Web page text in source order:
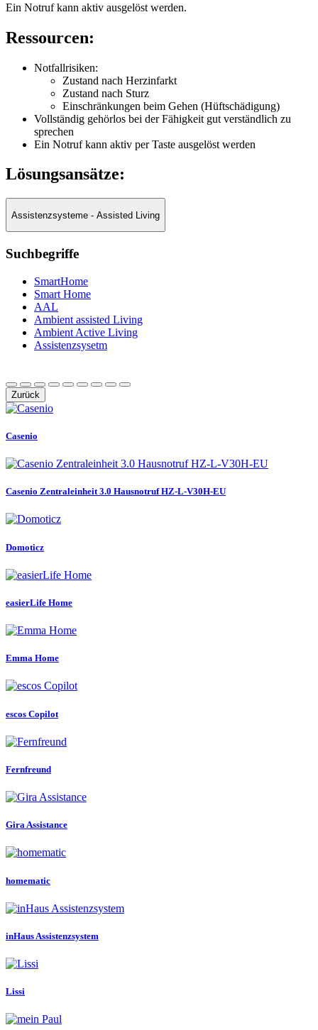
Ein Notruf kann aktiv ausgelöst werden.
Ressourcen:
Notfallrisiken:
Zustand nach Herzinfarkt
Zustand nach Sturz
Einschränkungen beim Gehen (Hüftschädigung)
Vollständig gehörlos bei der Fähigkeit gut verständlich zu
sprechen
Ein Notruf kann aktiv per Taste ausgelöst werden
Lösungsansätze:
Assistenzsysteme - Assisted Living
Suchbegriffe
SmartHome
Smart Home
AAL
Ambient assisted Living
Ambient Active Living
Assistenzsysetm
Zurück
Casenio
Casenio Zentraleinheit 3.0 Hausnotruf HZ-L-V30H-EU
Domoticz
easierLife Home
Emma Home
escos Copilot
Fernfreund
Gira Assistance
homematic
inHaus Assistenzsystem
Lissi